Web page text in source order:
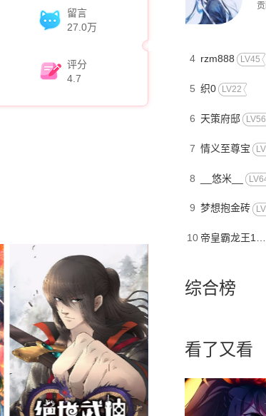
留言
27.0万
评分
4.7
4 rzm888 LV45
5 织0 LV22
6 天策府邸 LV56
7 情义至尊宝
8 __悠米__
9 梦想抱金砖
10 帝皇霸龙王12369
综合榜
看了又看